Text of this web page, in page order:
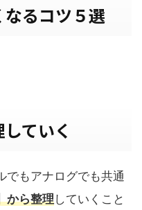
るコツ５選
ていく
でもアナログでも共通
から整理していくこと